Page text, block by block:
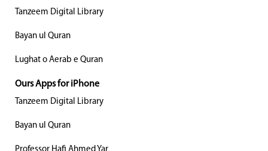
Tanzeem Digital Library
Bayan ul Quran
Lughat o Aerab e Quran
Ours Apps for iPhone
Tanzeem Digital Library
Bayan ul Quran